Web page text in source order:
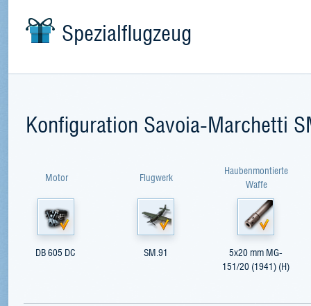
Spezialflugzeug
Konfiguration Savoia-Marchetti
Motor
DB 605 DC
Flugwerk
SM.91
Haubenmontierte
Waffe
5x20 mm MG-
151/20 (1941) (H)